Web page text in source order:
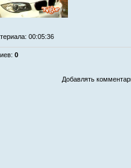
: 00:05:36
: 0
Добавлять